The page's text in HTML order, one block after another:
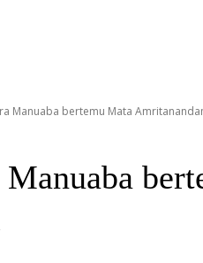
Manuaba bertemu Mata